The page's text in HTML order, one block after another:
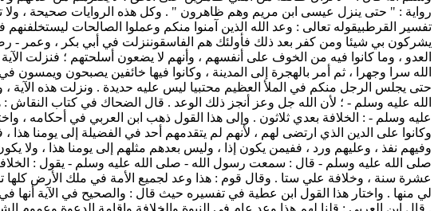
رواية : " حتى ينزل عيسى ابن مريم وهم ظاهرون " . وكل هذه الروايات صحيحة ، ولا
تفسير القرطبيقوله تعالى : وعد الله الذين آمنوا منكم وعملوا الصالحات
يشركون بي شيئا ومن كفر بعد ذلك فأولئك هم الفاسقوننزلت في أبي بكر ، وعمر -
العدو ، وما كانوا فيه من الخوف على أنفسهم ، وأنهم لا يضعون أسلحتهم ؛ فنزلت
الله سرا وجهرا ، ثم أمر بالهجرة إلى المدينة ، وكانوا فيها خائفين يصبحون ويمسون
حتى يجلس الرجل منكم في الملأ العظيم محتبيا ليس عليه حديدة . ونزلت هذه الآية
الله عليه وسلم - ؛ لأن الله جل وعز أنجز ذلك الوعد . قال الضحاك في كتاب النقاش
عليه وسلم - : الخلافة بعدي ثلاثون . وإلى هذا القول ذهب ابن العربي في أحكامه ،
وكانوا على الدين الذي ارتضى لهم ، لأنهم لم يتقدمهم أحد في الفضيلة إلى يومنا هذا
وفيهم نفذ ، وعليهم ورد ، ففيمن يكون إذا ، وليس بعدهم مثلهم إلى يومنا هذا ،
صلى الله عليه وسلم - قال : سمعت رسول الله - صلى الله عليه وسلم - يقول :
عشرة سنة ، وخلافة علي ستا . وقال قوم : هذا وعد لجميع الأمة في ملك الأرض كلها
لي منها . واختار هذا القول ابن عطية في تفسيره حيث قال : والصحيح في الآية أنها
. قال ابن العربي : قلنا لهم هذا وعد عام في النبوة والخلافة وإقامة الدعوة وعموم